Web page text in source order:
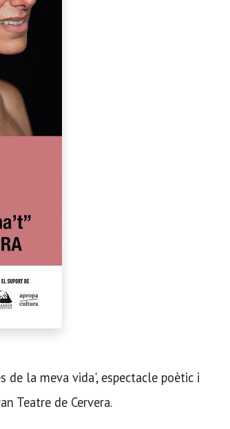
de la meva vida', espectacle poètic i
Teatre de Cervera.